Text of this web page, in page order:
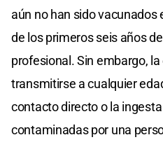
aún no han sido vacunados
de los primeros seis años
profesional. Sin embargo,
transmitirse a cualquier
contacto directo o la
contaminadas por una